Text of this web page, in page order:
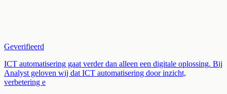
Geverifieerd
ICT automatisering gaat verder dan alleen een digitale oplossing. Bij
Analyst geloven wij dat ICT automatisering door inzicht,
verbetering e